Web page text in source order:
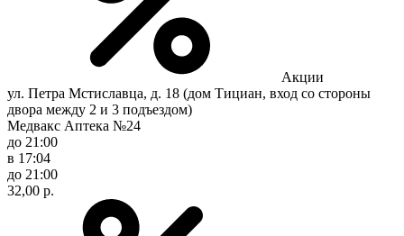
Акции
ул. Петра Мстиславца, д. 18 (дом Тициан, вход со стороны
двора между 2 и 3 подъездом)
Медвакс Аптека №24
до 21:00
в 17:04
до 21:00
32,00 р.